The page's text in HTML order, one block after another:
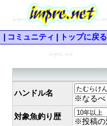
コミュニティ トップに戻る
ハンドル名
※なるべ
対象魚釣り歴
※投稿の